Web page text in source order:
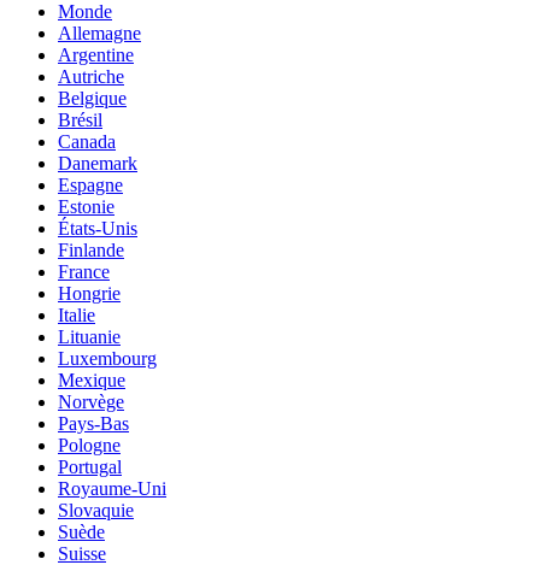
Monde
Allemagne
Argentine
Autriche
Belgique
Brésil
Canada
Danemark
Espagne
Estonie
États-Unis
Finlande
France
Hongrie
Italie
Lituanie
Luxembourg
Mexique
Norvège
Pays-Bas
Pologne
Portugal
Royaume-Uni
Slovaquie
Suède
Suisse